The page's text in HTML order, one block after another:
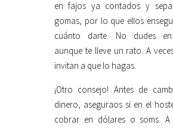
en fajos ya contados y
gomas, por lo que ellos
cuánto darte. No dudes
aunque te lleve un rato. A
invitan a que lo hagas.
¡Otro consejo! Antes de
dinero, aseguraos si en el
cobrar en dólares o soms. A